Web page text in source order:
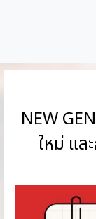
NEW
ใหม่ แล